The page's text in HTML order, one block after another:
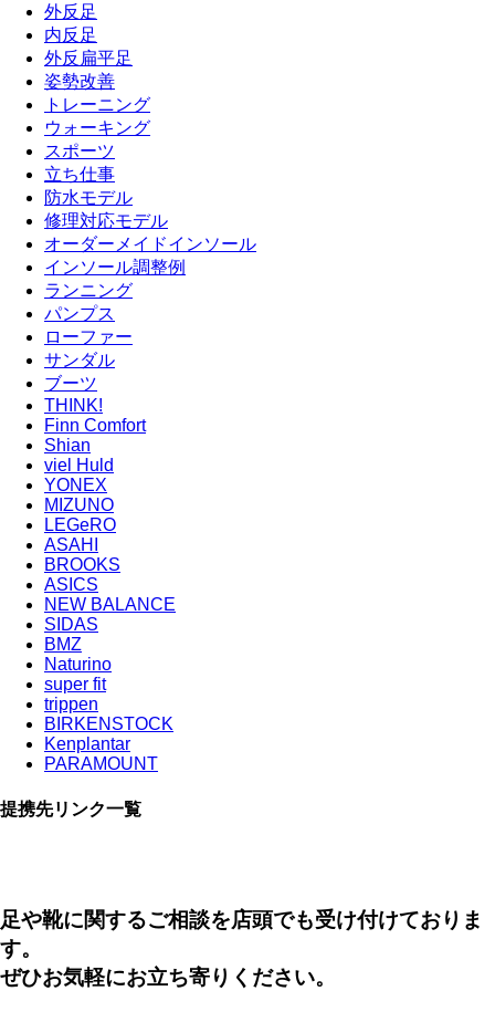
外反足
内反足
外反扁平足
姿勢改善
トレーニング
ウォーキング
スポーツ
立ち仕事
防水モデル
修理対応モデル
オーダーメイドインソール
インソール調整例
ランニング
パンプス
ローファー
サンダル
ブーツ
THINK!
Finn Comfort
Shian
viel Huld
YONEX
MIZUNO
LEGeRO
ASAHI
BROOKS
ASICS
NEW BALANCE
SIDAS
BMZ
Naturino
super fit
trippen
BIRKENSTOCK
Kenplantar
PARAMOUNT
提携先リンク一覧
足や靴に関するご相談を店頭でも受け付けておりま
す。
ぜひお気軽にお立ち寄りください。